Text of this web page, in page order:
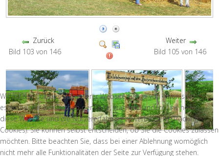
Zurück
Bild 103 von 146
Weiter
Bild 105 von 146
Wir nutzen Cookies auf unserer Website. Einige von ihnen sind
essenziell für den Betrieb der Seite, während andere uns helfen,
diese Website und die Nutzererfahrung zu verbessern (Tracking
Cookies). Sie können selbst entscheiden, ob Sie die Cookies zulassen
möchten. Bitte beachten Sie, dass bei einer Ablehnung womöglich
nicht mehr alle Funktionalitäten der Seite zur Verfügung stehen.